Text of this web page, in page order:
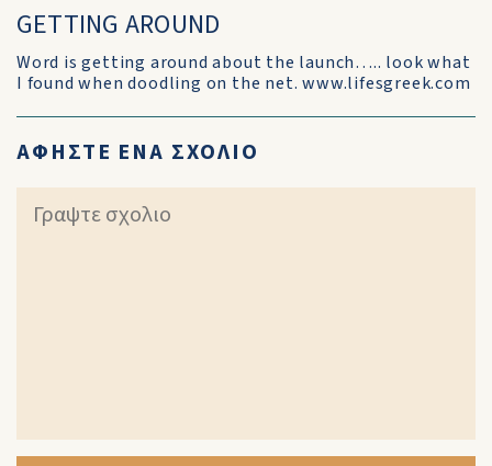
GETTING AROUND
Word is getting around about the launch….. look what
I found when doodling on the net. www.lifesgreek.com
ΑΦΗΣΤΕ ΕΝΑ ΣΧΟΛΙΟ